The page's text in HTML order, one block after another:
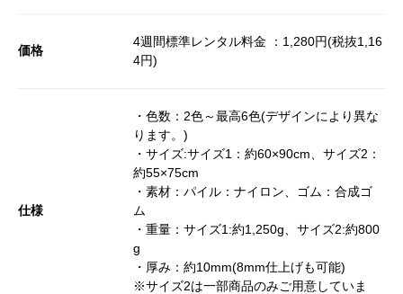
価格
4週間標準レンタル料金 ：1,280円(税抜1,16
4円)
仕様
・色数：2色～最高6色(デザインにより異な
ります。)
・サイズ:サイズ1：約60×90cm、サイズ2：
約55×75cm
・素材：パイル：ナイロン、ゴム：合成ゴ
ム
・重量：サイズ1:約1,250g、サイズ2:約800
g
・厚み：約10mm(8mm仕上げも可能)
※サイズ2は一部商品のみご用意していま